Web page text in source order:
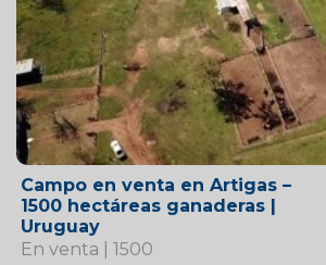
Campo en venta en Artigas –
1500 hectáreas ganaderas |
Uruguay
En venta | 1500